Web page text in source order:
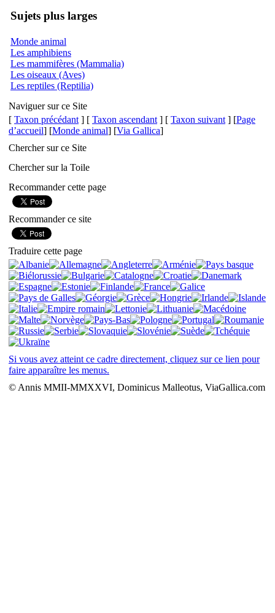
Sujets plus larges
Monde animal
Les amphibiens
Les mammifères (Mammalia)
Les oiseaux (Aves)
Les reptiles (Reptilia)
Naviguer sur ce Site
[ Taxon précédant ] [ Taxon ascendant ] [ Taxon suivant ] [Page
d’accueil] [Monde animal] [Via Gallica]
Chercher sur ce Site
Chercher sur la Toile
Recommander cette page
Recommander ce site
Traduire cette page
Si vous avez atteint ce cadre directement, cliquez sur ce lien pour
faire apparaître les menus.
© Annis MMII-MMXXVI, Dominicus Malleotus, ViaGallica.com